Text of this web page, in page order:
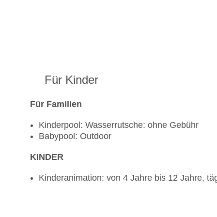
Für Kinder
Für Familien
Kinderpool: Wasserrutsche: ohne Gebühr
Babypool: Outdoor
KINDER
Kinderanimation: von 4 Jahre bis 12 Jahre,